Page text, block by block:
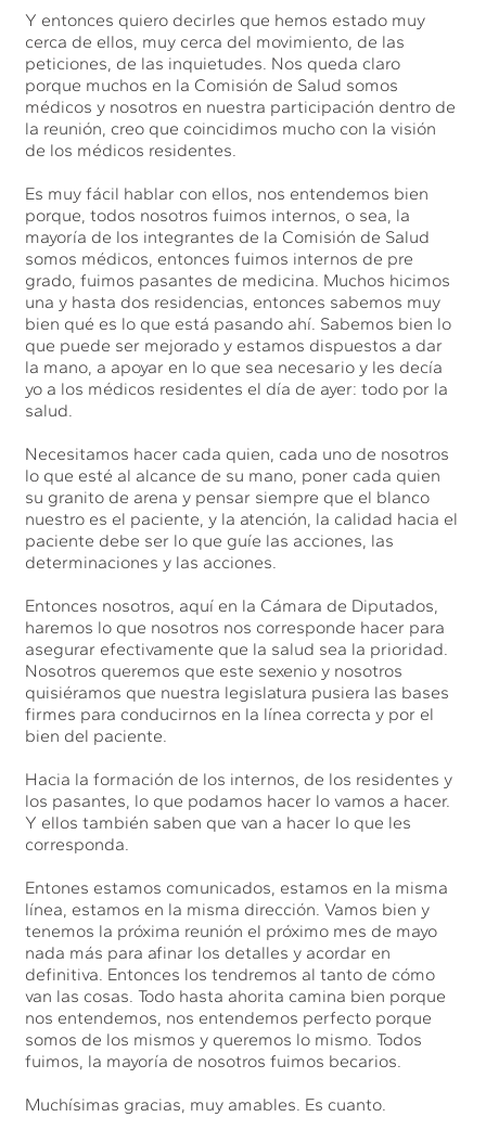
Y entonces quiero decirles que hemos estado muy
cerca de ellos, muy cerca del movimiento, de las
peticiones, de las inquietudes. Nos queda claro
porque muchos en la Comisión de Salud somos
médicos y nosotros en nuestra participación dentro de
la reunión, creo que coincidimos mucho con la visión
de los médicos residentes.
Es muy fácil hablar con ellos, nos entendemos bien
porque, todos nosotros fuimos internos, o sea, la
mayoría de los integrantes de la Comisión de Salud
somos médicos, entonces fuimos internos de pre
grado, fuimos pasantes de medicina. Muchos hicimos
una y hasta dos residencias, entonces sabemos muy
bien qué es lo que está pasando ahí. Sabemos bien lo
que puede ser mejorado y estamos dispuestos a dar
la mano, a apoyar en lo que sea necesario y les decía
yo a los médicos residentes el día de ayer: todo por la
salud.
Necesitamos hacer cada quien, cada uno de nosotros
lo que esté al alcance de su mano, poner cada quien
su granito de arena y pensar siempre que el blanco
nuestro es el paciente, y la atención, la calidad hacia el
paciente debe ser lo que guíe las acciones, las
determinaciones y las acciones.
Entonces nosotros, aquí en la Cámara de Diputados,
haremos lo que nosotros nos corresponde hacer para
asegurar efectivamente que la salud sea la prioridad.
Nosotros queremos que este sexenio y nosotros
quisiéramos que nuestra legislatura pusiera las bases
firmes para conducirnos en la línea correcta y por el
bien del paciente.
Hacia la formación de los internos, de los residentes y
los pasantes, lo que podamos hacer lo vamos a hacer.
Y ellos también saben que van a hacer lo que les
corresponda.
Entones estamos comunicados, estamos en la misma
línea, estamos en la misma dirección. Vamos bien y
tenemos la próxima reunión el próximo mes de mayo
nada más para afinar los detalles y acordar en
definitiva. Entonces los tendremos al tanto de cómo
van las cosas. Todo hasta ahorita camina bien porque
nos entendemos, nos entendemos perfecto porque
somos de los mismos y queremos lo mismo. Todos
fuimos, la mayoría de nosotros fuimos becarios.
Muchísimas gracias, muy amables. Es cuanto.